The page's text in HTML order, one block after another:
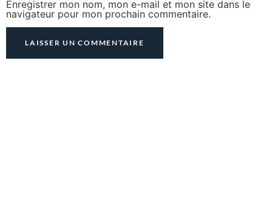
Enregistrer mon nom, mon e-mail et mon site dans le
navigateur pour mon prochain commentaire.